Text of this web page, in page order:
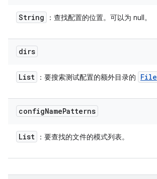
String ：查找配置的位置。可以为 null。
dirs
List ：要搜索测试配置的额外目录的 File
configNamePatterns
List ：要查找的文件的模式列表。